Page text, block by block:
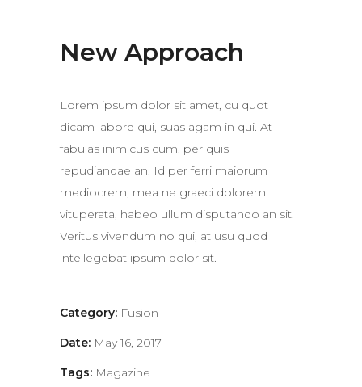
New Approach
Lorem ipsum dolor sit amet, cu quot
dicam labore qui, suas agam in qui. At
fabulas inimicus cum, per quis
repudiandae an. Id per ferri maiorum
mediocrem, mea ne graeci dolorem
vituperata, habeo ullum disputando an sit.
Veritus vivendum no qui, at usu quod
intellegebat ipsum dolor sit.
Category: Fusion
Date: May 16, 2017
Tags: Magazine